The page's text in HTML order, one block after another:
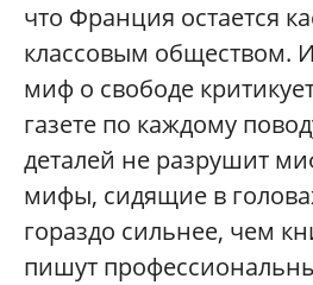
что Франция остается
классовым обществом.
миф о свободе
газете по каждому
деталей не разрушит
мифы, сидящие в
гораздо сильнее, чем
пишут